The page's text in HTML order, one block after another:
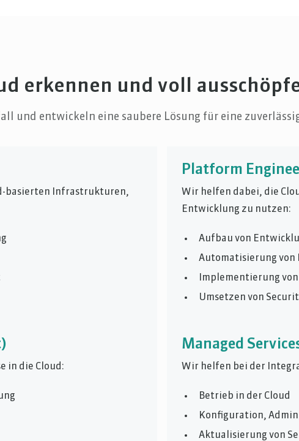
erkennen und voll
und entwickeln eine saubere Lösung für eine
basierten Infrastrukturen,
Platform
Wir helfen dabei, die
Entwicklung zu nutzen:
Aufbau von
Automatisierung
Implementierung
Umsetzen von
in die Cloud:
Managed
Wir helfen bei der
Betrieb in der Cloud
Konfiguration,
Aktualisierung von